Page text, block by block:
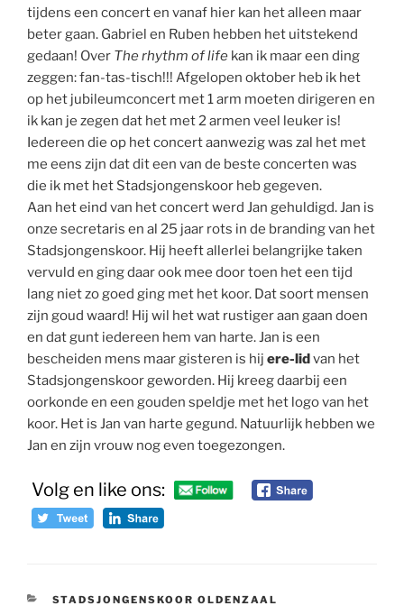
tijdens een concert en vanaf hier kan het alleen maar
beter gaan. Gabriel en Ruben hebben het uitstekend
gedaan! Over The rhythm of life kan ik maar een ding
zeggen: fan-tas-tisch!!! Afgelopen oktober heb ik het
op het jubileumconcert met 1 arm moeten dirigeren en
ik kan je zegen dat het met 2 armen veel leuker is!
Iedereen die op het concert aanwezig was zal het met
me eens zijn dat dit een van de beste concerten was
die ik met het Stadsjongenskoor heb gegeven.
Aan het eind van het concert werd Jan gehuldigd. Jan is
onze secretaris en al 25 jaar rots in de branding van het
Stadsjongenskoor. Hij heeft allerlei belangrijke taken
vervuld en ging daar ook mee door toen het een tijd
lang niet zo goed ging met het koor. Dat soort mensen
zijn goud waard! Hij wil het wat rustiger aan gaan doen
en dat gunt iedereen hem van harte. Jan is een
bescheiden mens maar gisteren is hij ere-lidvan het
Stadsjongenskoor geworden. Hij kreeg daarbij een
oorkonde en een gouden speldje met het logo van het
koor. Het is Jan van harte gegund. Natuurlijk hebben we
Jan en zijn vrouw nog even toegezongen.
Volg en like ons:
CATEGORIEËN
STADSJONGENSKOOR OLDENZAAL